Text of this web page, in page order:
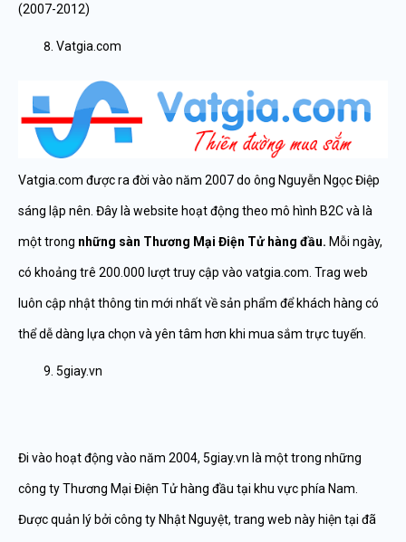
(2007-2012)
Vatgia.com
Vatgia.com được ra đời vào năm 2007 do ông Nguyễn Ngọc Điệp
sáng lập nên. Đây là website hoạt động theo mô hình B2C và là
một trong những sàn Thương Mại Điện Tử hàng đầu. Mỗi ngày,
có khoảng trê 200.000 lượt truy cập vào vatgia.com. Trag web
luôn cập nhật thông tin mới nhất về sản phẩm để khách hàng có
thể dễ dàng lựa chọn và yên tâm hơn khi mua sắm trực tuyến.
5giay.vn
Đi vào hoạt động vào năm 2004, 5giay.vn là một trong những
công ty Thương Mại Điện Tử hàng đầu tại khu vực phía Nam.
Được quản lý bởi công ty Nhật Nguyệt, trang web này hiện tại đã